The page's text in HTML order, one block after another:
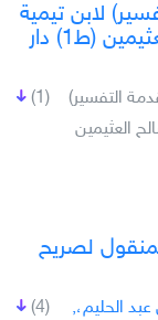
لابن تيمية
- محمد صالح العثيمين (ط1) دار
(1)
التفسير)
العثيمين
لصريح
(4)
الحليم،,